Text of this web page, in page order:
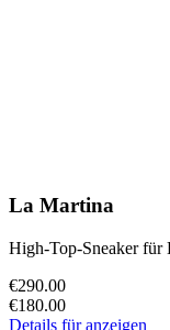
La Martina
High-Top-Sneaker für
€290.00
€180.00
Details für anzeigen